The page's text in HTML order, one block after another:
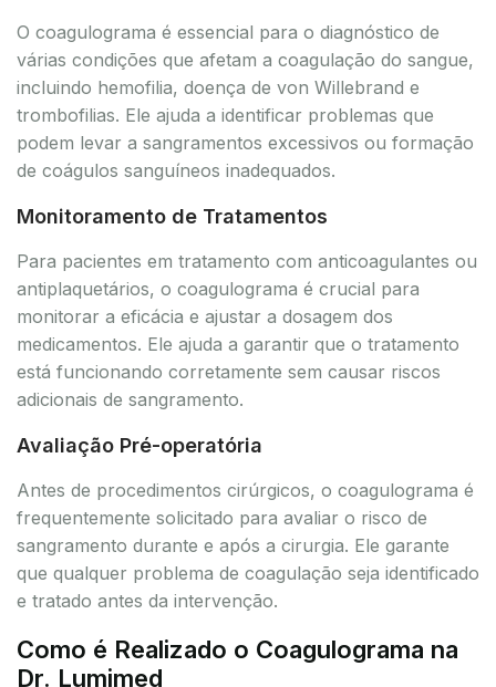
O coagulograma é essencial para o diagnóstico de
várias condições que afetam a coagulação do sangue,
incluindo hemofilia, doença de von Willebrand e
trombofilias. Ele ajuda a identificar problemas que
podem levar a sangramentos excessivos ou formação
de coágulos sanguíneos inadequados.
Monitoramento de Tratamentos
Para pacientes em tratamento com anticoagulantes ou
antiplaquetários, o coagulograma é crucial para
monitorar a eficácia e ajustar a dosagem dos
medicamentos. Ele ajuda a garantir que o tratamento
está funcionando corretamente sem causar riscos
adicionais de sangramento.
Avaliação Pré-operatória
Antes de procedimentos cirúrgicos, o coagulograma é
frequentemente solicitado para avaliar o risco de
sangramento durante e após a cirurgia. Ele garante
que qualquer problema de coagulação seja identificado
e tratado antes da intervenção.
Como é Realizado o Coagulograma na
Dr. Lumimed